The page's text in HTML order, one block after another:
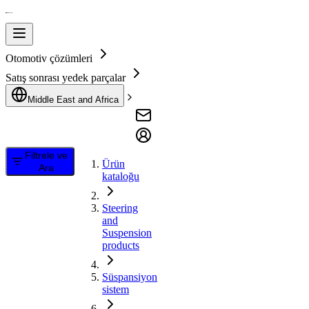
Otomotiv çözümleri
Satış sonrası yedek parçalar
Middle East and Africa
Filtrele ve
Ara
Ürün
kataloğu
Steering
and
Suspension
products
Süspansiyon
sistem